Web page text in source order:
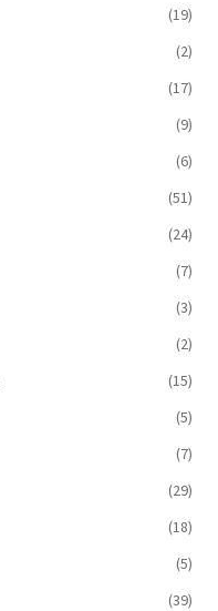
(19)
(2)
(17)
(9)
(6)
(51)
(24)
(7)
(3)
(2)
(15)
(5)
(7)
(29)
(18)
(5)
(39)